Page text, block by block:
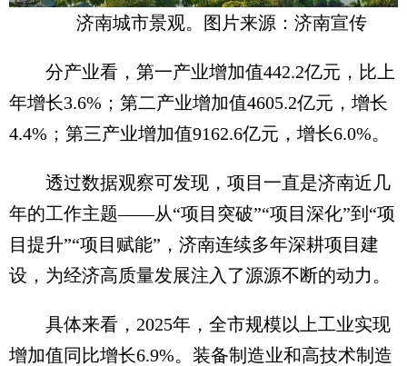
济南城市景观。图片来源：济南宣传
分产业看，第一产业增加值442.2亿元，比上
年增长3.6%；第二产业增加值4605.2亿元，增长
4.4%；第三产业增加值9162.6亿元，增长6.0%。
透过数据观察可发现，项目一直是济南近几
年的工作主题——从“项目突破”“项目深化”到“项
目提升”“项目赋能”，济南连续多年深耕项目建
设，为经济高质量发展注入了源源不断的动力。
具体来看，2025年，全市规模以上工业实现
增加值同比增长6.9%。装备制造业和高技术制造